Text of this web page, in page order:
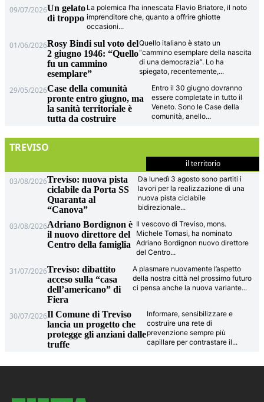
09/07/2026Un gelato
di troppo
La polemica l’ha innescata Flavio Briatore, il noto
imprenditore che, quanto a offrire ghiotte
occasioni...
01/06/2026Rosy Bindi sul voto del
2 giugno 1946: “Quello
fu un cammino
esemplare”
Quello italiano è stato un
“cammino esemplare della nascita
di una democrazia”. Lo ha
spiegato, recentemente,...
29/05/2026Case della comunità
pronte entro giugno, ma
la sanità territoriale è
tutta da costruire
Entro il 30 giugno dovranno
essere completate in tutto il
Veneto. Sono le Case della
comunità, anello...
TREVISO
il territorio
03/08/2026Treviso: nuova pista
ciclabile da Porta SS
Quaranta al
“Canova”
Da lunedì 3 agosto sono partiti i
lavori per la realizzazione di una
nuova pista ciclabile
bidirezionale...
03/08/2026Adriano Bordignon è
il nuovo direttore del
Centro della famiglia
Il vescovo di Treviso, mons.
Michele Tomasi, ha nominato
Adriano Bordignon nuovo direttore
del Centro...
31/07/2026Treviso: dibattito
acceso sulla “casa
dell’americano” di
Fiera
A plasmare nuovamente l’aspetto
della nostra città nel prossimo futuro
ci pensa anche la nuova variante...
30/07/2026Il Comune di Treviso
lancia un progetto che
protegge gli anziani dalle
truffe
Informare, sensibilizzare e
costruire una rete di
prevenzione sempre più
capillare per contrastare il...